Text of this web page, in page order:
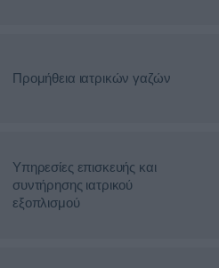
Προμήθεια ιατρικών γαζών
Υπηρεσίες επισκευής και
συντήρησης ιατρικού
εξοπλισμού